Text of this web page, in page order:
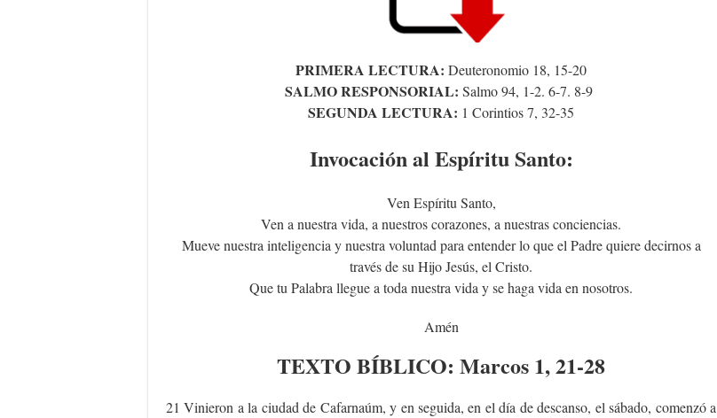
PRIMERA LECTURA: Deuteronomio 18, 15-20
SALMO RESPONSORIAL: Salmo 94, 1-2. 6-7. 8-9
SEGUNDA LECTURA: 1 Corintios 7, 32-35
Invocación al Espíritu Santo:
Ven Espíritu Santo,
Ven a nuestra vida, a nuestros corazones, a nuestras conciencias.
Mueve nuestra inteligencia y nuestra voluntad para entender lo que el Padre quiere decirnos a
través de su Hijo Jesús, el Cristo.
Que tu Palabra llegue a toda nuestra vida y se haga vida en nosotros.
Amén
TEXTO BÍBLICO: Marcos 1, 21-28
21 Vinieron a la ciudad de Cafarnaúm, y en seguida, en el día de descanso, el sábado, comenzó a